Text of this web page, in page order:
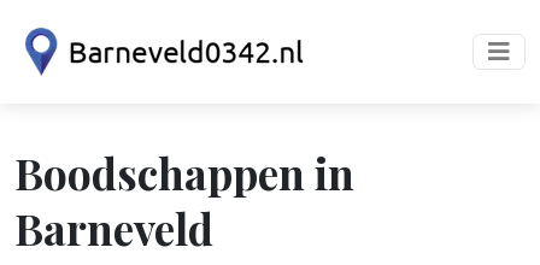
Boodschappen in
Barneveld